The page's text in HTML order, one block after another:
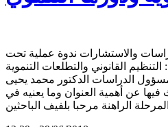
والاستشارات ندوة عملية تحت
القانوني والتطلعات التنموية
مسؤول الدراسات الدكتور محمد يحيى
فيها عن أهمية العنوان وما يعنيه في
المرحلة الراهنة مرحبا بلفيف الباحثين